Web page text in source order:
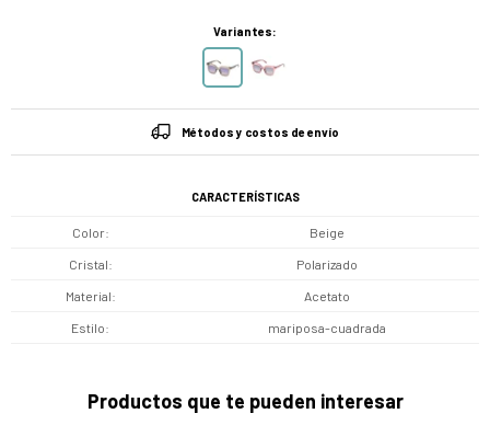
Variantes:
Métodos y costos de envío
CARACTERÍSTICAS
Color Beige
Cristal Polarizado
Material Acetato
Estilo mariposa-cuadrada
Productos que te pueden interesar